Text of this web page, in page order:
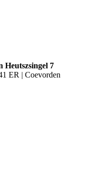
Heutszsingel 7
ER | Coevorden